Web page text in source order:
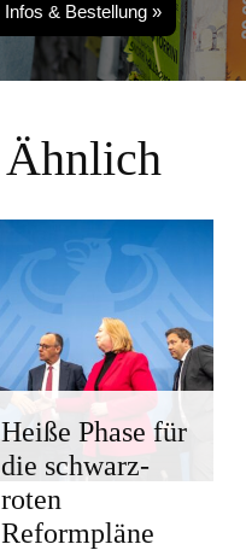
Infos & Bestellung »
Ähnlich
Heiße Phase für
die schwarz-
roten
Reformpläne